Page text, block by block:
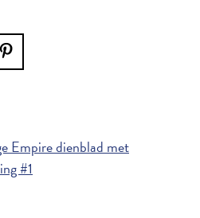
Empire dienblad met
#1